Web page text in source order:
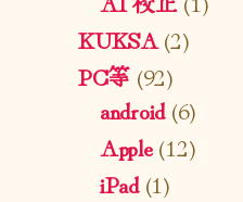
KUKSA(2)
PC等 (92)
android(6)
Apple(12)
iPad(1)